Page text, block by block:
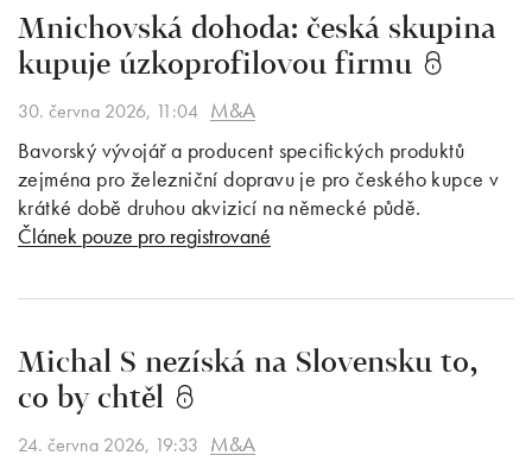
Mnichovská dohoda: česká skupina
kupuje úzkoprofilovou firmu
30. června 2026, 11:04 M&A
Bavorský vývojář a producent specifických produktů
zejména pro železniční dopravu je pro českého kupce v
krátké době druhou akvizicí na německé půdě.
Článek pouze pro registrované
Michal S nezíská na Slovensku to,
co by chtěl
24. června 2026, 19:33 M&A